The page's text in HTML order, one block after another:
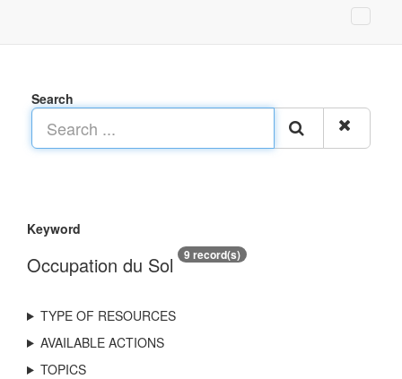
Search
Keyword
Occupation du Sol 9 record(s)
TYPE OF RESOURCES
AVAILABLE ACTIONS
TOPICS